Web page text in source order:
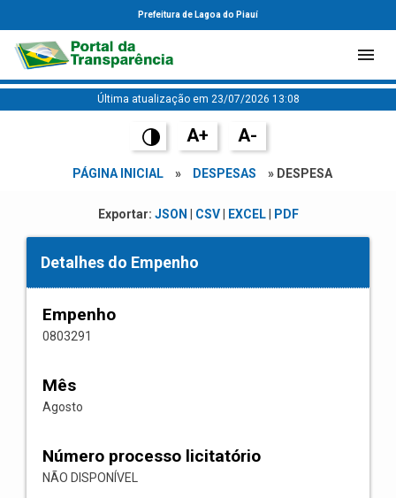
Prefeitura de Lagoa do Piauí
Última atualização em 23/07/2026 13:08
A+ A-
PÁGINA INICIAL » DESPESAS » DESPESA
Exportar: JSON CSV| EXCEL| PDF
Detalhes do Empenho
Empenho
0803291
Mês
Agosto
Número processo licitatório
NÃO DISPONÍVEL